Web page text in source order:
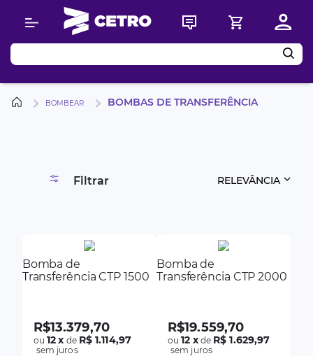
Buscar
BOMBEAR BOMBAS DE TRANSFERÊNCIA
Filtrar RELEVÂNCIA
Bomba de
Transferência CTP 1500
R$13.379,70
ou12x de R$ 1.114,97
sem juros
Bomba de
Transferência CTP 2000
R$19.559,70
ou12 xde R$ 1.629,97
sem juros